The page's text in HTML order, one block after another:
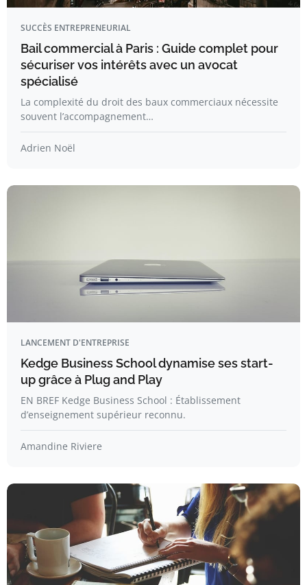
SUCCÈS ENTREPRENEURIAL
Bail commercial à Paris : Guide complet pour
sécuriser vos intérêts avec un avocat
spécialisé
La complexité du droit des baux commerciaux nécessite
souvent l’accompagnement…
Adrien Noël
LANCEMENT D'ENTREPRISE
Kedge Business School dynamise ses start-
up grâce à Plug and Play
EN BREF Kedge Business School : Établissement
d’enseignement supérieur reconnu.
Amandine Riviere